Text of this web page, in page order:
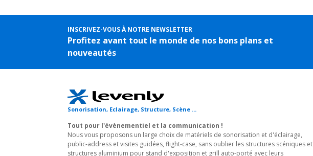
INSCRIVEZ-VOUS À NOTRE NEWSLETTER
Profitez avant tout le monde de nos bons plans et
nouveautés
Sonorisation, Eclairage, Structure, Scène ...
Tout pour l'évènementiel et la communication !
Nous vous proposons un large choix de matériels de sonorisation et d'éclairage,
public-address et visites guidées, flight-case, sans oublier les structures scéniques et
structures aluminium pour stand d'exposition et grill auto-porté avec leurs